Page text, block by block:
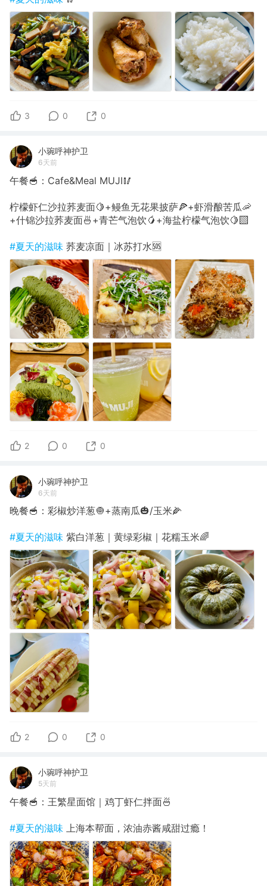
3 0 0
小琬呼神护卫
6天前
午餐🥣：Cafe&Meal MUJI🥢
柠檬虾仁沙拉荞麦面🍋+鳗鱼无花果披萨🍕+虾滑酿苦瓜🦐
+什锦沙拉荞麦面🍜+青芒气泡饮🥭+海盐柠檬气泡饮🍋‍🟩
#夏天的滋味 荞麦凉面｜冰苏打水🆘
2 0 0
小琬呼神护卫
6天前
晚餐🥣：彩椒炒洋葱🧅+蒸南瓜🎃/玉米🌽
#夏天的滋味 紫白洋葱｜黄绿彩椒｜花糯玉米🌈
2 0 0
小琬呼神护卫
5天前
午餐🥣：王繁星面馆｜鸡丁虾仁拌面🍜
#夏天的滋味 上海本帮面，浓油赤酱咸甜过瘾！